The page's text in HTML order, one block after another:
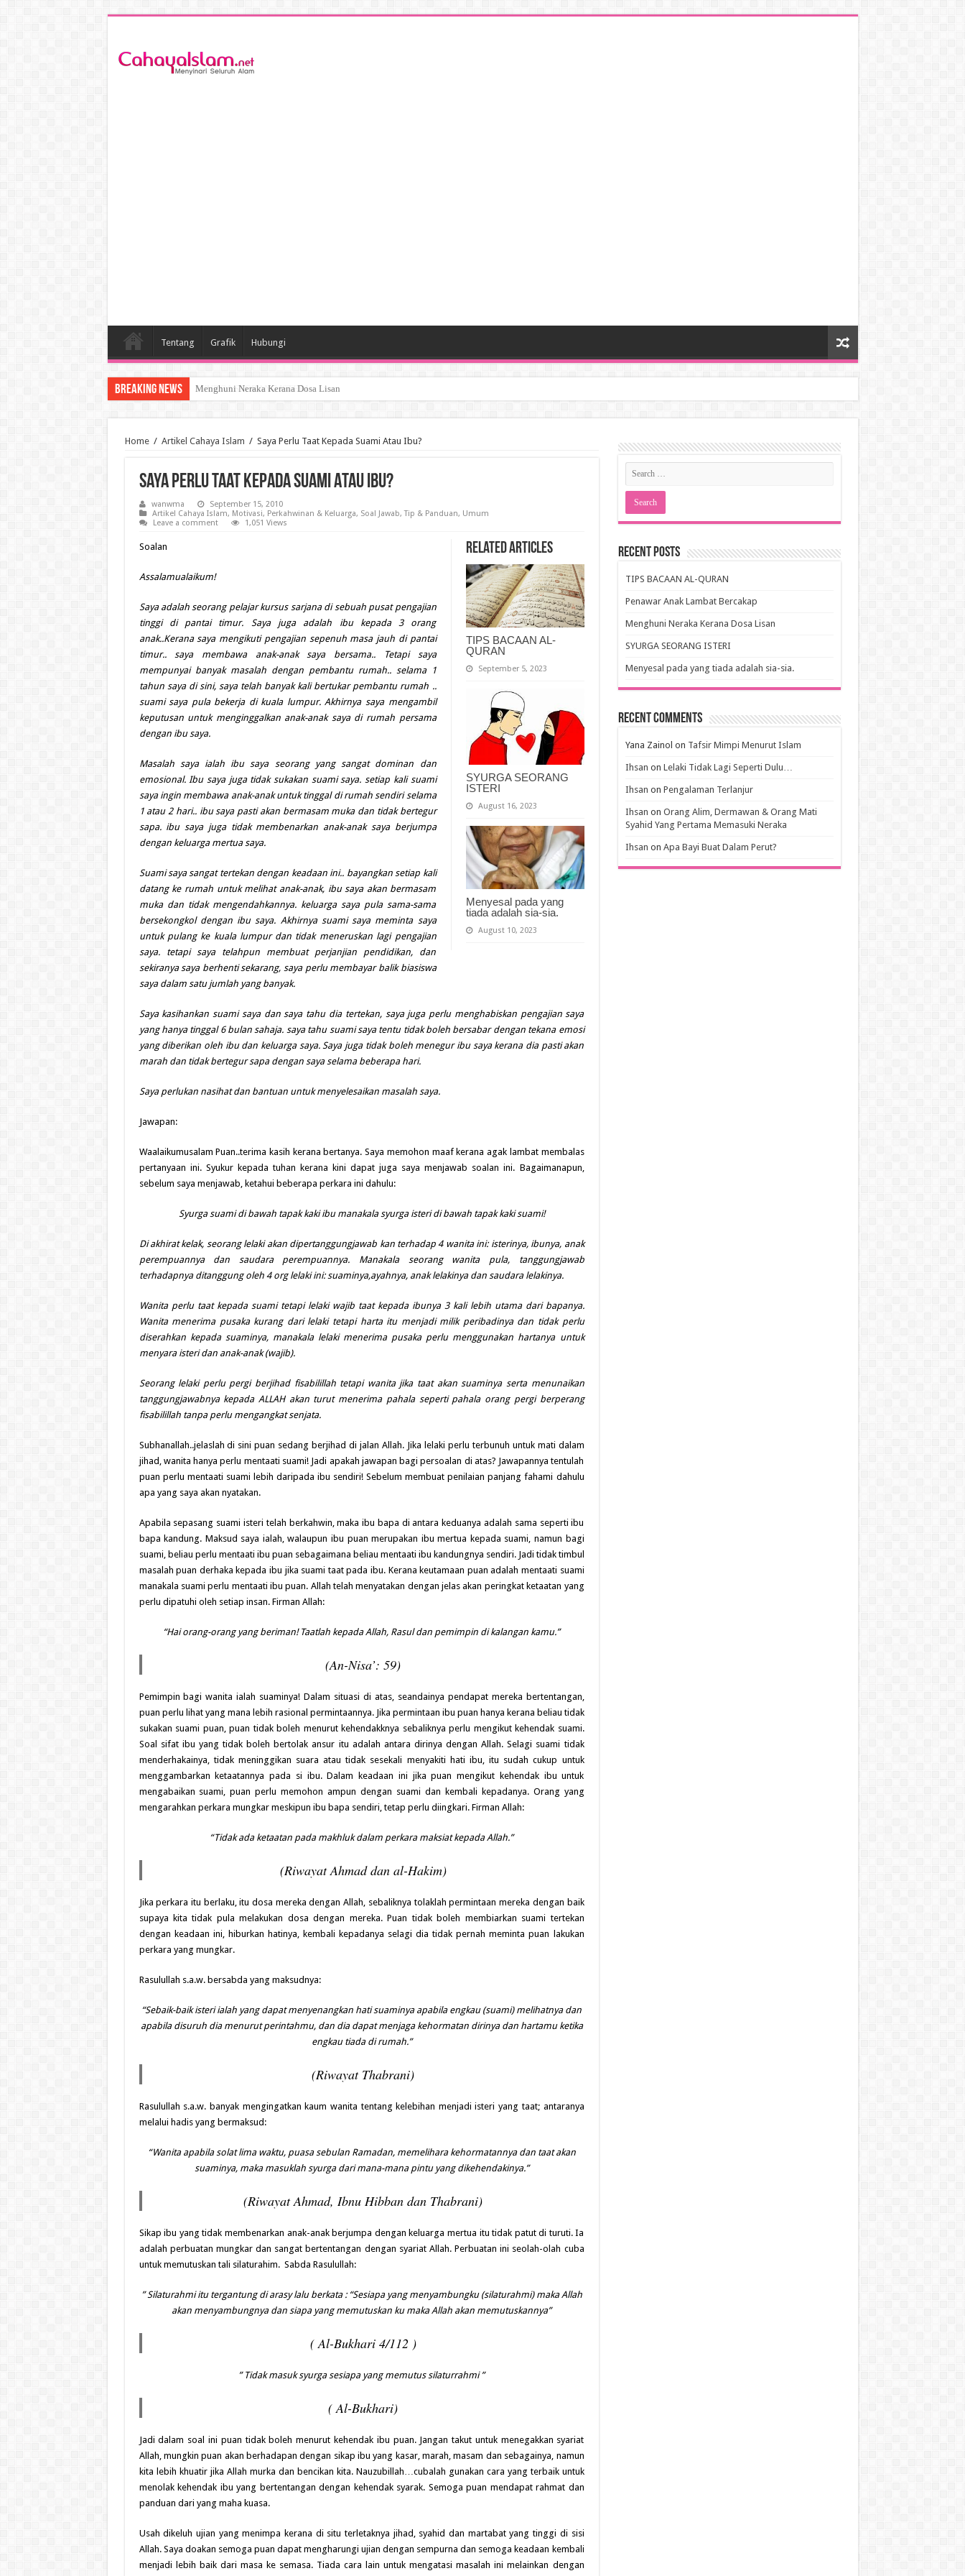
Tentang Grafik Hubungi
Breaking News SYURGA SEORANG ISTERI
Home / Artikel Cahaya Islam / Saya Perlu Taat Kepada Suami Atau Ibu?
Saya Perlu Taat Kepada Suami Atau Ibu?
wanwma
September 15, 2010
Artikel Cahaya Islam, Motivasi, Perkahwinan & Keluarga, Soal Jawab,Tip & Panduan, Umum
Leave a comment
1,051 Views
Related Articles
TIPS BACAAN AL-
QURAN
September 5, 2023
SYURGA SEORANG
ISTERI
August 16, 2023
Menyesal pada yang
tiada adalah sia-sia.
August 10, 2023
Soalan
Assalamualaikum!
Saya adalah seorang pelajar kursus sarjana di sebuah pusat pengajian
tinggi di pantai timur. Saya juga adalah ibu kepada 3 orang
anak..Kerana saya mengikuti pengajian sepenuh masa jauh di pantai
timur.. saya membawa anak-anak saya bersama.. Tetapi saya
mempunyai banyak masalah dengan pembantu rumah.. selama 1
tahun saya di sini, saya telah banyak kali bertukar pembantu rumah ..
suami saya pula bekerja di kuala lumpur. Akhirnya saya mengambil
keputusan untuk menginggalkan anak-anak saya di rumah persama
dengan ibu saya.
Masalah saya ialah ibu saya seorang yang sangat dominan dan
emosional. Ibu saya juga tidak sukakan suami saya. setiap kali suami
saya ingin membawa anak-anak untuk tinggal di rumah sendiri selama
1 atau 2 hari.. ibu saya pasti akan bermasam muka dan tidak bertegur
sapa. ibu saya juga tidak membenarkan anak-anak saya berjumpa
dengan keluarga mertua saya.
Suami saya sangat tertekan dengan keadaan ini.. bayangkan setiap kali
datang ke rumah untuk melihat anak-anak, ibu saya akan bermasam
muka dan tidak mengendahkannya. keluarga saya pula sama-sama
bersekongkol dengan ibu saya. Akhirnya suami saya meminta saya
untuk pulang ke kuala lumpur dan tidak meneruskan lagi pengajian
saya. tetapi saya telahpun membuat perjanjian pendidikan, dan
sekiranya saya berhenti sekarang, saya perlu membayar balik biasiswa
saya dalam satu jumlah yang banyak.
Saya kasihankan suami saya dan saya tahu dia tertekan, saya juga perlu menghabiskan pengajian saya
yang hanya tinggal 6 bulan sahaja. saya tahu suami saya tentu tidak boleh bersabar dengan tekana emosi
yang diberikan oleh ibu dan keluarga saya. Saya juga tidak boleh menegur ibu saya kerana dia pasti akan
marah dan tidak bertegur sapa dengan saya selama beberapa hari.
Saya perlukan nasihat dan bantuan untuk menyelesaikan masalah saya.
Jawapan:
Waalaikumusalam Puan..terima kasih kerana bertanya. Saya memohon maaf kerana agak lambat membalas
pertanyaan ini. Syukur kepada tuhan kerana kini dapat juga saya menjawab soalan ini. Bagaimanapun,
sebelum saya menjawab, ketahui beberapa perkara ini dahulu:
Syurga suami di bawah tapak kaki ibu manakala syurga isteri di bawah tapak kaki suami!
Di akhirat kelak, seorang lelaki akan dipertanggungjawab kan terhadap 4 wanita ini: isterinya, ibunya, anak
perempuannya dan saudara perempuannya. Manakala seorang wanita pula, tanggungjawab
terhadapnya ditanggung oleh 4 org lelaki ini: suaminya,ayahnya, anak lelakinya dan saudara lelakinya.
Wanita perlu taat kepada suami tetapi lelaki wajib taat kepada ibunya 3 kali lebih utama dari bapanya.
Wanita menerima pusaka kurang dari lelaki tetapi harta itu menjadi milik peribadinya dan tidak perlu
diserahkan kepada suaminya, manakala lelaki menerima pusaka perlu menggunakan hartanya untuk
menyara isteri dan anak-anak (wajib).
Seorang lelaki perlu pergi berjihad fisabilillah tetapi wanita jika taat akan suaminya serta menunaikan
tanggungjawabnya kepada ALLAH akan turut menerima pahala seperti pahala orang pergi berperang
fisabilillah tanpa perlu mengangkat senjata.
Subhanallah..jelaslah di sini puan sedang berjihad di jalan Allah. Jika lelaki perlu terbunuh untuk mati dalam
jihad, wanita hanya perlu mentaati suami! Jadi apakah jawapan bagi persoalan di atas? Jawapannya tentulah
puan perlu mentaati suami lebih daripada ibu sendiri! Sebelum membuat penilaian panjang fahami dahulu
apa yang saya akan nyatakan.
Apabila sepasang suami isteri telah berkahwin, maka ibu bapa di antara keduanya adalah sama seperti ibu
bapa kandung. Maksud saya ialah, walaupun ibu puan merupakan ibu mertua kepada suami, namun bagi
suami, beliau perlu mentaati ibu puan sebagaimana beliau mentaati ibu kandungnya sendiri. Jadi tidak timbul
masalah puan derhaka kepada ibu jika suami taat pada ibu. Kerana keutamaan puan adalah mentaati suami
manakala suami perlu mentaati ibu puan. Allah telah menyatakan dengan jelas akan peringkat ketaatan yang
perlu dipatuhi oleh setiap insan. Firman Allah:
“Hai orang-orang yang beriman! Taatlah kepada Allah, Rasul dan pemimpin di kalangan kamu.”
(An-Nisa’: 59)
Pemimpin bagi wanita ialah suaminya! Dalam situasi di atas, seandainya pendapat mereka bertentangan,
puan perlu lihat yang mana lebih rasional permintaannya. Jika permintaan ibu puan hanya kerana beliau tidak
sukakan suami puan, puan tidak boleh menurut kehendakknya sebaliknya perlu mengikut kehendak suami.
Soal sifat ibu yang tidak boleh bertolak ansur itu adalah antara dirinya dengan Allah. Selagi suami tidak
menderhakainya, tidak meninggikan suara atau tidak sesekali menyakiti hati ibu, itu sudah cukup untuk
menggambarkan ketaatannya pada si ibu. Dalam keadaan ini jika puan mengikut kehendak ibu untuk
mengabaikan suami, puan perlu memohon ampun dengan suami dan kembali kepadanya. Orang yang
mengarahkan perkara mungkar meskipun ibu bapa sendiri, tetap perlu diingkari. Firman Allah:
“Tidak ada ketaatan pada makhluk dalam perkara maksiat kepada Allah.”
(Riwayat Ahmad dan al-Hakim)
Jika perkara itu berlaku, itu dosa mereka dengan Allah, sebaliknya tolaklah permintaan mereka dengan baik
supaya kita tidak pula melakukan dosa dengan mereka. Puan tidak boleh membiarkan suami tertekan
dengan keadaan ini, hiburkan hatinya, kembali kepadanya selagi dia tidak pernah meminta puan lakukan
perkara yang mungkar.
Rasulullah s.a.w. bersabda yang maksudnya:
“Sebaik-baik isteri ialah yang dapat menyenangkan hati suaminya apabila engkau (suami) melihatnya dan
apabila disuruh dia menurut perintahmu, dan dia dapat menjaga kehormatan dirinya dan hartamu ketika
engkau tiada di rumah.”
(Riwayat Thabrani)
Rasulullah s.a.w. banyak mengingatkan kaum wanita tentang kelebihan menjadi isteri yang taat; antaranya
melalui hadis yang bermaksud:
“Wanita apabila solat lima waktu, puasa sebulan Ramadan, memelihara kehormatannya dan taat akan
suaminya, maka masuklah syurga dari mana-mana pintu yang dikehendakinya.”
(Riwayat Ahmad, Ibnu Hibban dan Thabrani)
Sikap ibu yang tidak membenarkan anak-anak berjumpa dengan keluarga mertua itu tidak patut di turuti. Ia
adalah perbuatan mungkar dan sangat bertentangan dengan syariat Allah. Perbuatan ini seolah-olah cuba
untuk memutuskan tali silaturahim. Sabda Rasulullah:
” Silaturahmi itu tergantung di arasy lalu berkata : “Sesiapa yang menyambungku (silaturahmi) maka Allah
akan menyambungnya dan siapa yang memutuskan ku maka Allah akan memutuskannya”
( Al-Bukhari 4/112 )
” Tidak masuk syurga sesiapa yang memutus silaturrahmi ”
( Al-Bukhari)
Jadi dalam soal ini puan tidak boleh menurut kehendak ibu puan. Jangan takut untuk menegakkan syariat
Allah, mungkin puan akan berhadapan dengan sikap ibu yang kasar, marah, masam dan sebagainya, namun
kita lebih khuatir jika Allah murka dan bencikan kita. Nauzubillah…cubalah gunakan cara yang terbaik untuk
menolak kehendak ibu yang bertentangan dengan kehendak syarak. Semoga puan mendapat rahmat dan
panduan dari yang maha kuasa.
Usah dikeluh ujian yang menimpa kerana di situ terletaknya jihad, syahid dan martabat yang tinggi di sisi
Allah. Saya doakan semoga puan dapat mengharungi ujian dengan sempurna dan semoga keadaan kembali
menjadi lebih baik dari masa ke semasa. Tiada cara lain untuk mengatasi masalah ini melainkan dengan
Recent Posts
TIPS BACAAN AL-QURAN
Penawar Anak Lambat Bercakap
Menghuni Neraka Kerana Dosa Lisan
SYURGA SEORANG ISTERI
Menyesal pada yang tiada adalah sia-sia.
Recent Comments
Yana Zainol on Tafsir Mimpi Menurut Islam
Ihsan on Lelaki Tidak Lagi Seperti Dulu…
Ihsan on Pengalaman Terlanjur
Ihsan on Orang Alim, Dermawan & Orang Mati
Syahid Yang Pertama Memasuki Neraka
Ihsan on Apa Bayi Buat Dalam Perut?